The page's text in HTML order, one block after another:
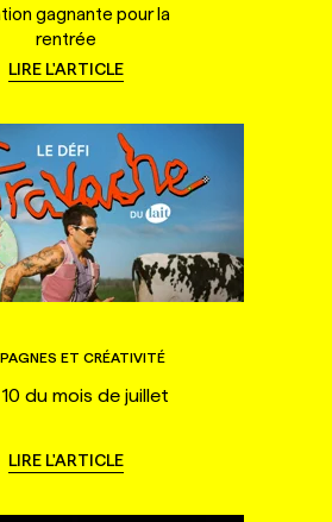
gagnante pour la
rentrée
LIRE L'ARTICLE
ET CRÉATIVITÉ
du mois de juillet
LIRE L'ARTICLE